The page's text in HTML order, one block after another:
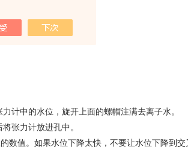
计中的水位，旋开上面的螺帽注满去离子水。
张力计放进孔中。
数值。如果水位下降太快，不要让水位下降到